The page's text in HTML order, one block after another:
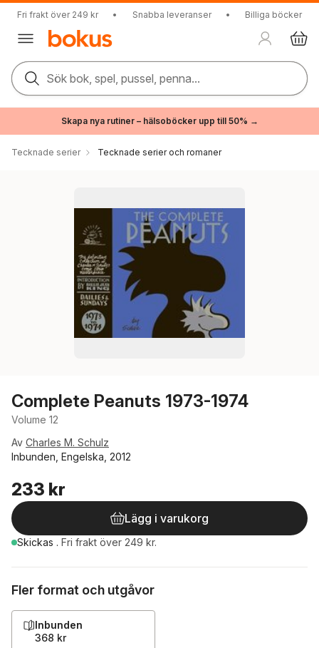
Fri frakt över 249 kr • Snabba leveranser • Billiga böcker
Sök bok, spel, pussel, penna...
Skapa nya rutiner – hälsoböcker upp till 50% →
Tecknade serier Tecknade serier och romaner
Complete Peanuts 1973-1974
Volume 12
Av Charles M. Schulz
Inbunden, Engelska, 2012
233 kr
Lägg i varukorg
Skickas . Fri frakt över 249 kr.
Fler format och utgåvor
Inbunden
368 kr